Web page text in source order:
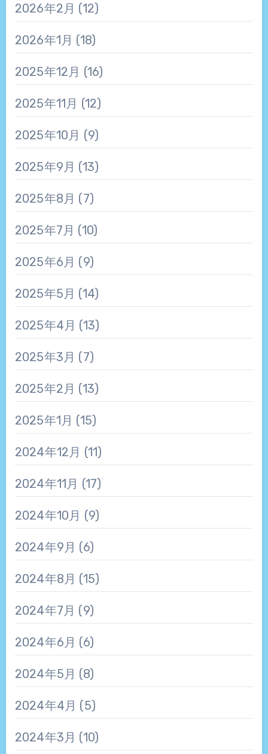
2026年2月 (12)
2026年1月 (18)
2025年12月 (16)
2025年11月 (12)
2025年10月 (9)
2025年9月 (13)
2025年8月 (7)
2025年7月 (10)
2025年6月 (9)
2025年5月 (14)
2025年4月 (13)
2025年3月 (7)
2025年2月 (13)
2025年1月 (15)
2024年12月 (11)
2024年11月 (17)
2024年10月 (9)
2024年9月 (6)
2024年8月 (15)
2024年7月 (9)
2024年6月 (6)
2024年5月 (8)
2024年4月 (5)
2024年3月 (10)